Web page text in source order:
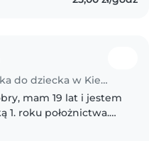
Opiekunka do dziecka w Kielce
mam 19 lat i jestem
1. roku położnictwa.